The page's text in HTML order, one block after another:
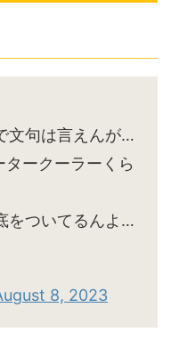
文句は言えんが…
ークーラーくら
をついてるんよ…
8, 2023